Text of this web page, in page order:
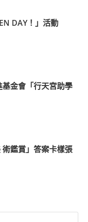
DAY！」活動
金會「行天宮助學
鑑賞」答案卡樣張